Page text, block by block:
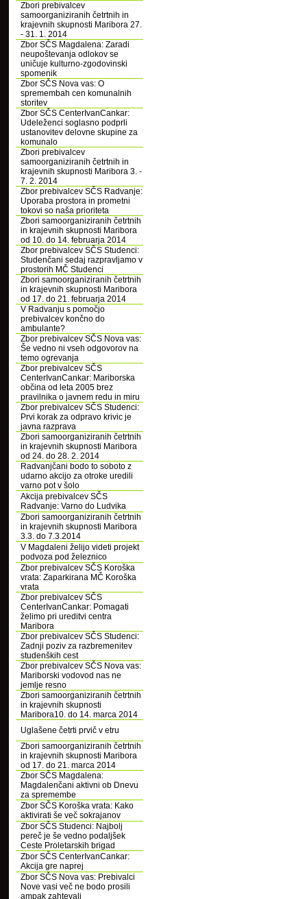
Zbori prebivalcev
samoorganiziranih četrtnih in
krajevnih skupnosti Maribora 27.
- 31. 1. 2014
Zbor SČS Magdalena: Zaradi
neupoštevanja odlokov se
uničuje kulturno-zgodovinski
spomenik
Zbor SČS Nova vas: O
spremembah cen komunalnih
storitev
Zbor SČS CenterIvanCankar:
Udeleženci soglasno podprli
ustanovitev delovne skupine za
komunalo
Zbori prebivalcev
samoorganiziranih četrtnih in
krajevnih skupnosti Maribora 3. -
7. 2. 2014
Zbor prebivalcev SČS Radvanje:
Uporaba prostora in prometni
tokovi so naša prioriteta
Zbori samoorganiziranih četrtnih
in krajevnih skupnosti Maribora
od 10. do 14. februarja 2014
Zbor prebivalcev SČS Studenci:
Studenčani sedaj razpravljamo v
prostorih MČ Studenci
Zbori samoorganiziranih četrtnih
in krajevnih skupnosti Maribora
od 17. do 21. februarja 2014
V Radvanju s pomočjo
prebivalcev končno do
ambulante?
Zbor prebivalcev SČS Nova vas:
Še vedno ni vseh odgovorov na
temo ogrevanja
Zbor prebivalcev SČS
CenterIvanCankar: Mariborska
občina od leta 2005 brez
pravilnika o javnem redu in miru
Zbor prebivalcev SČS Studenci:
Prvi korak za odpravo krivic je
javna razprava
Zbori samoorganiziranih četrtnih
in krajevnih skupnosti Maribora
od 24. do 28. 2. 2014
Radvanjčani bodo to soboto z
udarno akcijo za otroke uredili
varno pot v šolo
Akcija prebivalcev SČS
Radvanje: Varno do Ludvika
Zbori samoorganiziranih četrtnih
in krajevnih skupnosti Maribora
3.3. do 7.3.2014
V Magdaleni želijo videti projekt
podvoza pod železnico
Zbor prebivalcev SČS Koroška
vrata: Zaparkirana MČ Koroška
vrata
Zbor prebivalcev SČS
CenterIvanCankar: Pomagati
želimo pri ureditvi centra
Maribora
Zbor prebivalcev SČS Studenci:
Zadnji poziv za razbremenitev
studenških cest
Zbor prebivalcev SČS Nova vas:
Mariborski vodovod nas ne
jemlje resno
Zbori samoorganiziranih četrtnih
in krajevnih skupnosti
Maribora10. do 14. marca 2014
Uglašene četrti prvič v etru
Zbori samoorganiziranih četrtnih
in krajevnih skupnosti Maribora
od 17. do 21. marca 2014
Zbor SČS Magdalena:
Magdalenčani aktivni ob Dnevu
za spremembe
Zbor SČS Koroška vrata: Kako
aktivirati še več sokrajanov
Zbor SČS Studenci: Najbolj
pereč je še vedno podaljšek
Ceste Proletarskih brigad
Zbor SČS CenterIvanCankar:
Akcija gre naprej
Zbor SČS Nova vas: Prebivalci
Nove vasi več ne bodo prosili
ampak zahtevali